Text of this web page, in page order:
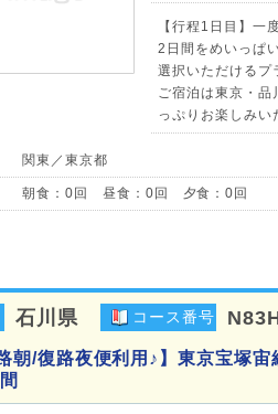
【行程1日目】一
2日間をめいっぱ
選択いただけるプ
ご宿泊は東京・
っぷりお楽しみい
関東／東京都
朝食：0回 昼食：0回 夕食：0回
石川県 コース番号
朝/復路夜便利用♪】東京宝塚